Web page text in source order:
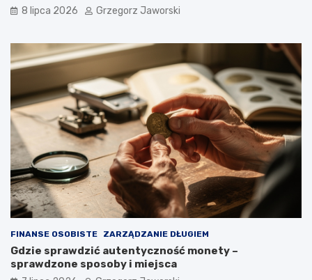
8 lipca 2026 Grzegorz Jaworski
FINANSE OSOBISTE ZARZĄDZANIE DŁUGIEM
Gdzie sprawdzić autentyczność monety –
sprawdzone sposoby i miejsca